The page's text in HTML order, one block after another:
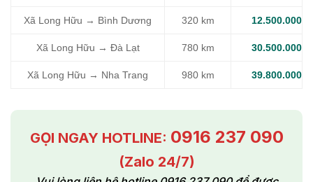
Xã Long Hữu → Bình Dương 320 km 12.500.000
Xã Long Hữu → Đà Lạt 780 km 30.500.000
Xã Long Hữu → Nha Trang 980 km 39.800.000
GỌI NGAY HOTLINE: 0916 237 090
(Zalo 24/7)